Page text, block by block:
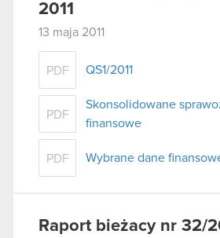
2011
13 maja 2011
PDF QS1/2011
PDF
Skonsolidowane
finansowe
PDF Wybrane dane
Raport bieżacy nr 32/